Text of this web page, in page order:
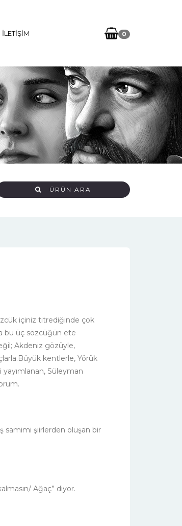
0
İLETIŞIM
ÜRÜN ARA
içiniz titrediğinde çok
bu üç sözcüğün ete
Akdeniz gözüyle,
kentlerle, Yörük
yayımlanan, Süleyman
samimi şiirlerden oluşan bir
Ağaç” diyor.